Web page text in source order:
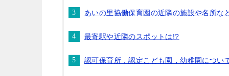
あいの里協働保育園の近隣の施設や名所な
最寄駅や近隣のスポットは!?
認可保育所，認定こども園，幼稚園につい